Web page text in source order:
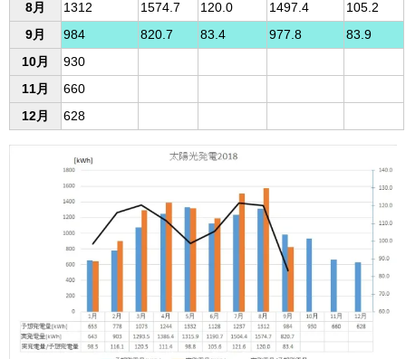
8月
1312 1574.7 120.0 1497.4
105.2
9月
984 820.7 83.4 977.8
83.9
10月
930
11月
660
12月
628